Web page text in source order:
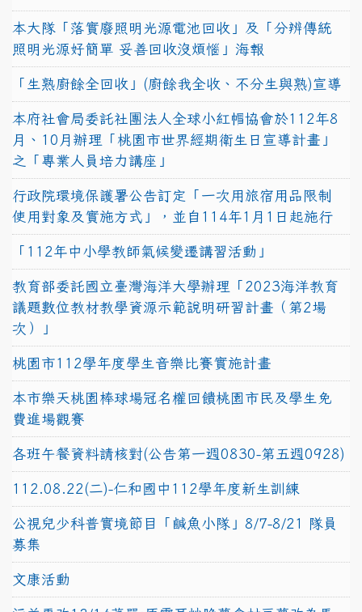
本大隊「落實廢照明光源電池回收」及「分辨傳統
照明光源好簡單 妥善回收沒煩惱」海報
「生熟廚餘全回收」(廚餘我全收、不分生與熟)宣導
本府社會局委託社團法人全球小紅帽協會於112年8
月、10月辦理「桃園市世界經期衛生日宣導計畫」
之「專業人員培力講座」
行政院環境保護署公告訂定「一次用旅宿用品限制
使用對象及實施方式」，並自114年1月1日起施行
「112年中小學教師氣候變遷講習活動」
教育部委託國立臺灣海洋大學辦理「2023海洋教育
議題數位教材教學資源示範說明研習計畫（第2場
次）」
桃園市112學年度學生音樂比賽實施計畫
本市樂天桃園棒球場冠名權回饋桃園市民及學生免
費進場觀賽
各班午餐資料請核對(公告第一週0830-第五週0928)
112.08.22(二)-仁和國中112學年度新生訓練
公視兒少科普實境節目「鹹魚小隊」8/7-8/21 隊員
募集
文康活動